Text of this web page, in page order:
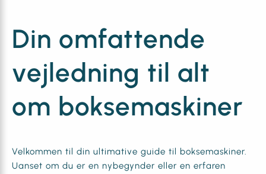
Din omfattende
vejledning til alt
om boksemaskiner
Velkommen til din ultimative guide til boksemaskiner.
Uanset om du er en nybegynder eller en erfaren